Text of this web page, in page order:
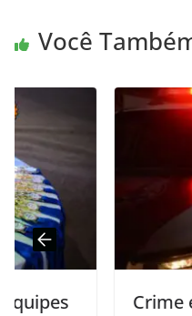
Você
Crime em